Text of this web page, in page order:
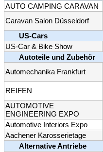
AUTO CAMPING CARAVAN
Caravan Salon Düsseldorf
US-Cars
US-Car & Bike Show
Autoteile und Zubehör
Automechanika Frankfurt
REIFEN
AUTOMOTIVE
ENGINEERING EXPO
Automotive Interiors Expo
Aachener Karosserietage
Alternative Antriebe